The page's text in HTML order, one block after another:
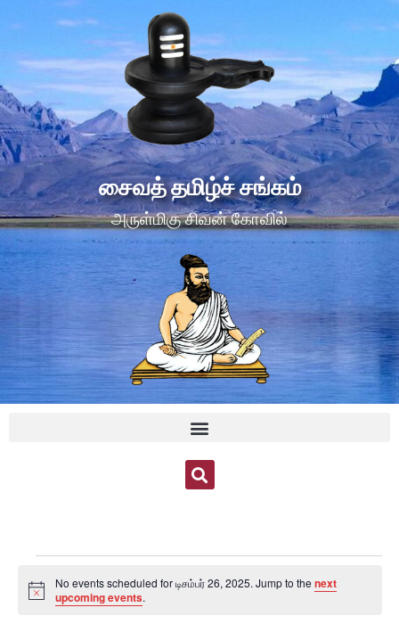
சைவத் தமிழ்ச் சங்கம்
அருள்மிகு சிவன் கோவில்
Notice
No events scheduled for டிசம்பர் 26, 2025. Jump to thenext
upcoming events.